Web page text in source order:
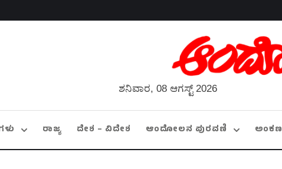
ಶನಿವಾರ, 08 ಆಗಸ್ಟ್ 2026
ರಾಜ್ಯ ದೇಶ – ವಿದೇಶ ಆಂದೋಲನ ಪುರವಣಿ